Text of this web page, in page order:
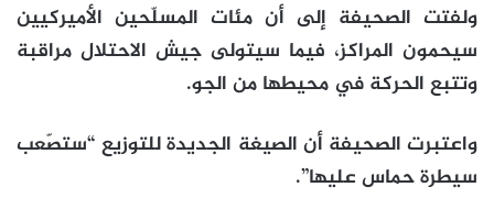
ولفتت الصحيفة إلى أن مئات المسلّحين الأميركيين
سيحمون المراكز، فيما سيتولى جيش الاحتلال مراقبة
وتتبع الحركة في محيطها من الجو.
واعتبرت الصحيفة أن الصيغة الجديدة للتوزيع “ستصّعب
سيطرة حماس عليها”.